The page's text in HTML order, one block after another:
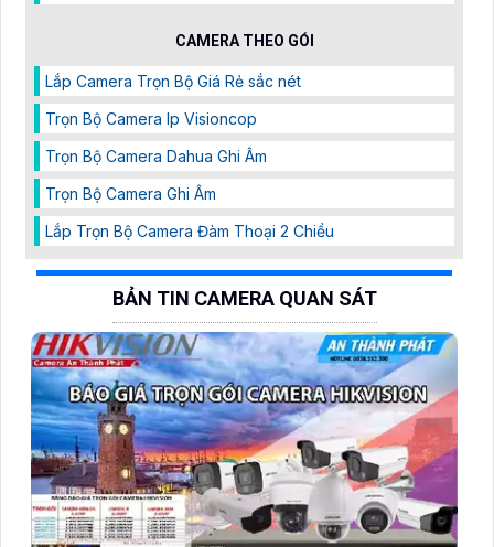
CAMERA THEO GÓI
Lắp Camera Trọn Bộ Giá Rẻ sắc nét
Trọn Bộ Camera Ip Visioncop
Trọn Bộ Camera Dahua Ghi Âm
Trọn Bộ Camera Ghi Âm
Lắp Trọn Bộ Camera Đàm Thoại 2 Chiều
BẢN TIN CAMERA QUAN SÁT